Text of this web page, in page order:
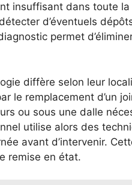
insuffisant dans toute
d’éventuels
permet
diffère selon leur
le remplacement d’un
ou sous une dalle
utilise alors des
avant d’intervenir.
remise en état.